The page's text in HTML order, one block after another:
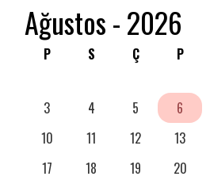
Ağustos - 2026
P
S Ç P
3
4 5 6
10
11 12 13
17
18 19 20